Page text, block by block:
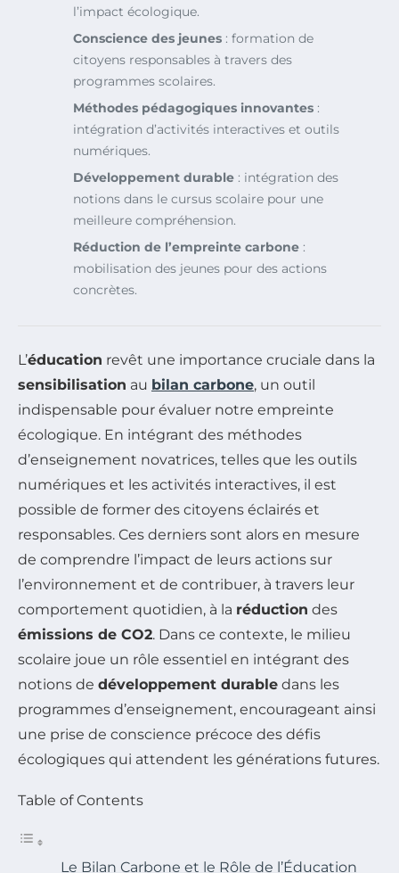
l’impact écologique.
Conscience des jeunes : formation de
citoyens responsables à travers des
programmes scolaires.
Méthodes pédagogiques innovantes :
intégration d’activités interactives et outils
numériques.
Développement durable : intégration des
notions dans le cursus scolaire pour une
meilleure compréhension.
Réduction de l’empreinte carbone :
mobilisation des jeunes pour des actions
concrètes.
L’éducation revêt une importance cruciale dans la
sensibilisation au bilan carbone, un outil
indispensable pour évaluer notre empreinte
écologique. En intégrant des méthodes
d’enseignement novatrices, telles que les outils
numériques et les activités interactives, il est
possible de former des citoyens éclairés et
responsables. Ces derniers sont alors en mesure
de comprendre l’impact de leurs actions sur
l’environnement et de contribuer, à travers leur
comportement quotidien, à la réduction des
émissions de CO2. Dans ce contexte, le milieu
scolaire joue un rôle essentiel en intégrant des
notions de développement durable dans les
programmes d’enseignement, encourageant ainsi
une prise de conscience précoce des défis
écologiques qui attendent les générations futures.
Table of Contents
Le Bilan Carbone et le Rôle de l’Éducation